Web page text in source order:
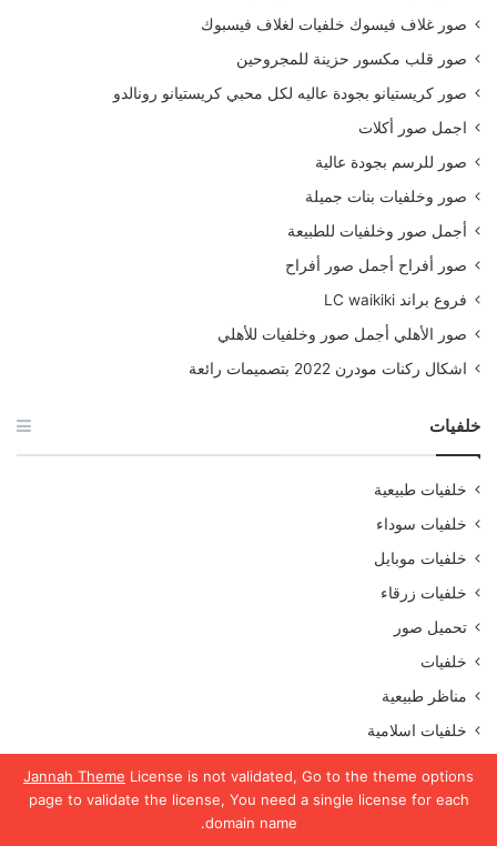
Jannah Theme License is not validated, Go to the theme options
page to validate the license, You need a single license for each
domain name.
صور غلاف فيسوك خلفيات لغلاف فيسبوك
صور قلب مكسور حزينة للمجروحين
صور كريستيانو بجودة عاليه لكل محبي كريستيانو رونالدو
اجمل صور أكلات
صور للرسم بجودة عالية
صور وخلفيات بنات جميلة
أجمل صور وخلفيات للطبيعة
صور أفراح أجمل صور أفراح
فروع براند LC waikiki
صور الأهلي أجمل صور وخلفيات للأهلي
اشكال ركنات مودرن 2022 بتصميمات رائعة
خلفيات
خلفيات طبيعية
خلفيات سوداء
خلفيات موبايل
خلفيات زرقاء
تحميل صور
خلفيات
مناظر طبيعية
خلفيات اسلامية
صور بيبي